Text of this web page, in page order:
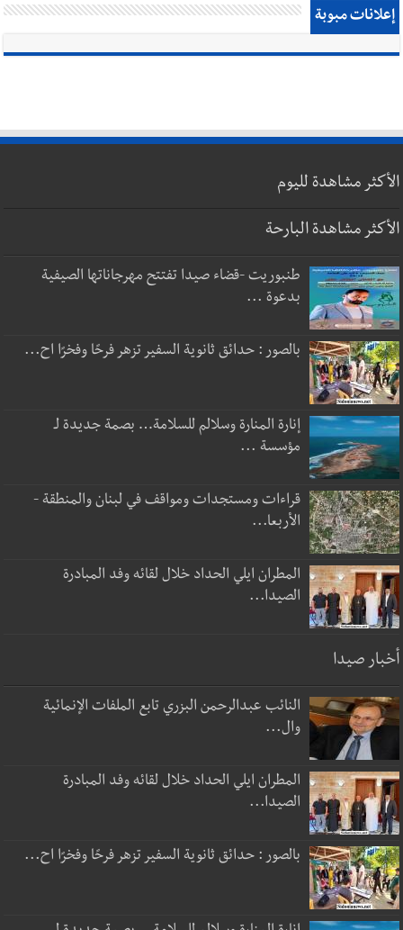
إعلانات مبوبة
الأكثر مشاهدة لليوم
الأكثر مشاهدة البارحة
طنبوريت -قضاء صيدا تفتتح مهرجاناتها الصيفية
بدعوة ...
بالصور : حدائق ثانوية السفير تزهر فرحًا وفخرًا اح...
إنارة المنارة وسلالم للسلامة… بصمة جديدة لـ
مؤسسة ...
قراءات ومستجدات ومواقف في لبنان والمنطقة -
الأربعا...
المطران ايلي الحداد خلال لقائه وفد المبادرة
الصيدا...
أخبار صيدا
النائب عبدالرحمن البزري تابع الملفات الإنمائية
وال...
المطران ايلي الحداد خلال لقائه وفد المبادرة
الصيدا...
بالصور : حدائق ثانوية السفير تزهر فرحًا وفخرًا اح...